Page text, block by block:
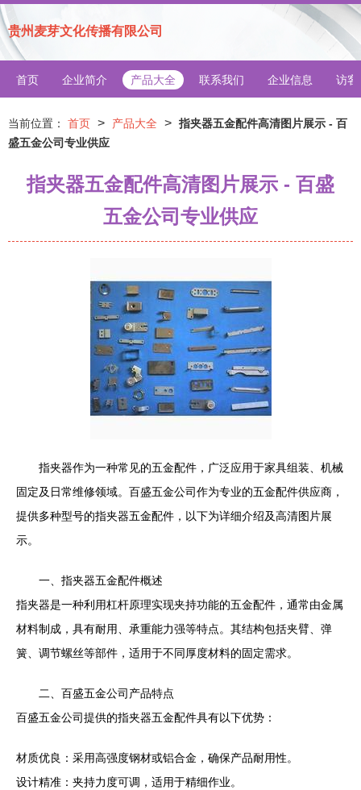
贵州麦芽文化传播有限公司
首页 企业简介 产品大全 联系我们 企业信息 访客
当前位置： 首页 > 产品大全 > 指夹器五金配件高清图片展示 - 百
盛五金公司专业供应
指夹器五金配件高清图片展示 - 百盛
五金公司专业供应
指夹器作为一种常见的五金配件，广泛应用于家具组装、机械
固定及日常维修领域。百盛五金公司作为专业的五金配件供应商，
提供多种型号的指夹器五金配件，以下为详细介绍及高清图片展
示。
一、指夹器五金配件概述
指夹器是一种利用杠杆原理实现夹持功能的五金配件，通常由金属
材料制成，具有耐用、承重能力强等特点。其结构包括夹臂、弹
簧、调节螺丝等部件，适用于不同厚度材料的固定需求。
二、百盛五金公司产品特点
百盛五金公司提供的指夹器五金配件具有以下优势：
材质优良：采用高强度钢材或铝合金，确保产品耐用性。
设计精准：夹持力度可调，适用于精细作业。